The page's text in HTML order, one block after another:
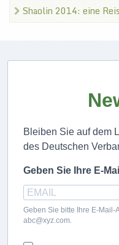
Shaolin 2014: eine
Bleiben Sie auf dem
des Deutschen
Geben Sie Ihre E-
Geben Sie bitte Ihre E-Mail-
abc@xyz.com.